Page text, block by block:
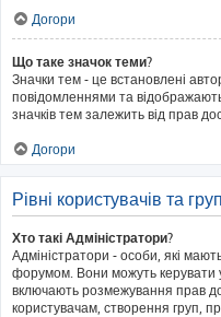
Догори
Що таке значок теми?
Значки тем - це встановлені
повідомленнями та
значків тем залежить від прав
Догори
Рівні користувачів та
Хто такі Адміністратори?
Адміністратори - особи, які
форумом. Вони можуть керувати
включають розмежування прав
користувачам, створення груп,